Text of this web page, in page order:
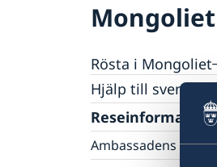
Mongoliet
Rösta i Mongoliet
Hjälp till
Rösta i Mongoliet
Pass utomlands
Legaliseringar
Reseinformation
Ambassadens